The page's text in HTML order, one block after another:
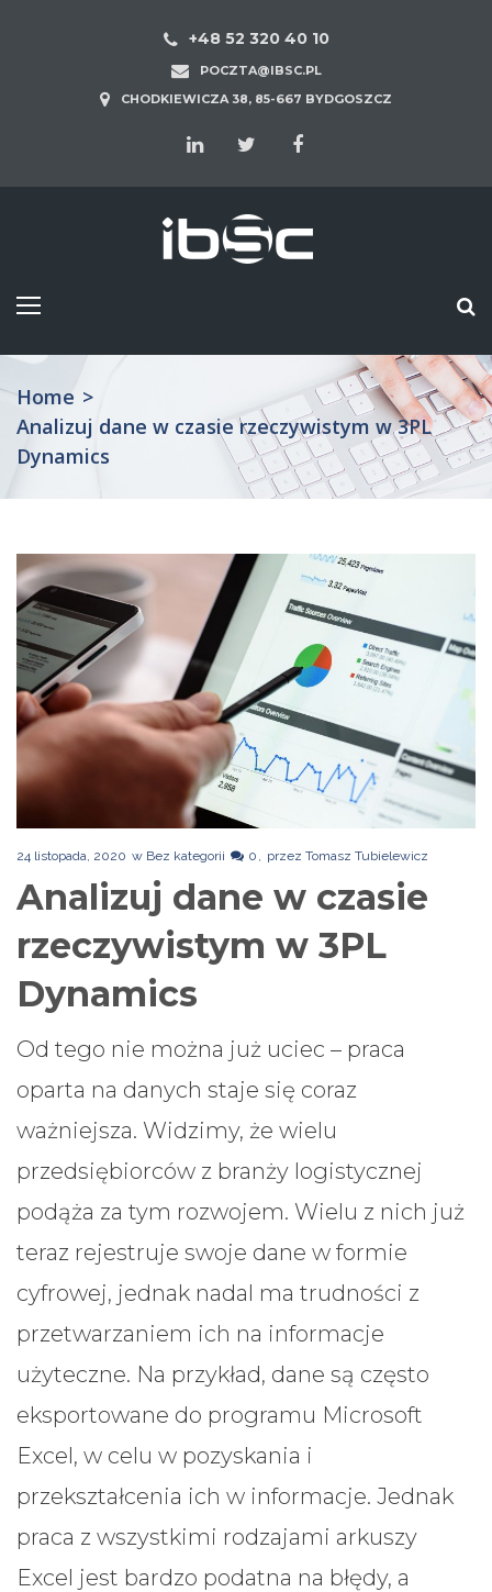
+48 52 320 40 10
POCZTA@IBSC.PL
CHODKIEWICZA 38, 85-667 BYDGOSZCZ
Home >
Analizuj dane w czasie rzeczywistym w 3PL
Dynamics
24 listopada, 2020 w Bez kategorii 0 przez Tomasz Tubielewicz
Analizuj dane w czasie
rzeczywistym w 3PL
Dynamics
Od tego nie można już uciec – praca
oparta na danych staje się coraz
ważniejsza. Widzimy, że wielu
przedsiębiorców z branży logistycznej
podąża za tym rozwojem. Wielu z nich już
teraz rejestruje swoje dane w formie
cyfrowej, jednak nadal ma trudności z
przetwarzaniem ich na informacje
użyteczne. Na przykład, dane są często
eksportowane do programu Microsoft
Excel, w celu w pozyskania i
przekształcenia ich w informacje. Jednak
praca z wszystkimi rodzajami arkuszy
Excel jest bardzo podatna na błędy, a